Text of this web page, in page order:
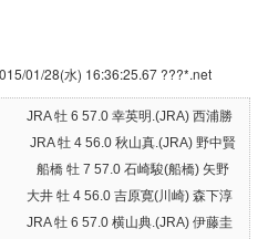
01/28(水) 16:36:25.67 ???*.net
牡 6 57.0 幸英明.(JRA) 西浦勝
4 56.0 秋山真.(JRA) 野中賢
橋 牡 7 57.0 石崎駿(船橋) 矢野
井 牡 4 56.0 吉原寛(川崎) 森下淳
牡 6 57.0 横山典.(JRA) 伊藤圭